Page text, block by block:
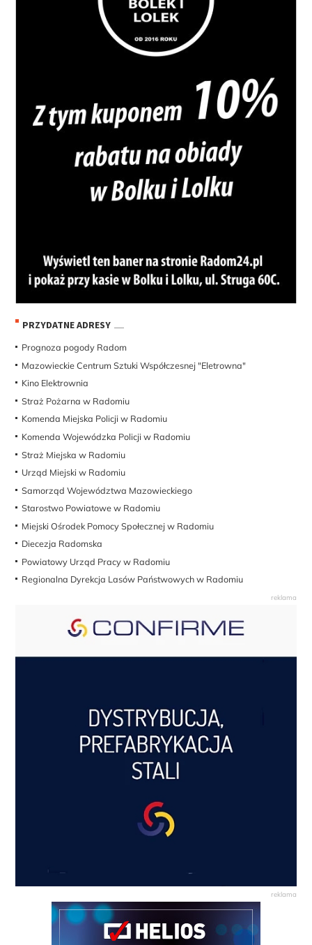
PRZYDATNE ADRESY
Prognoza pogody Radom
Mazowieckie Centrum Sztuki Współczesnej "Eletrowna"
Kino Elektrownia
Straż Pożarna w Radomiu
Komenda Miejska Policji w Radomiu
Komenda Wojewódzka Policji w Radomiu
Straż Miejska w Radomiu
Urząd Miejski w Radomiu
Samorząd Województwa Mazowieckiego
Starostwo Powiatowe w Radomiu
Miejski Ośrodek Pomocy Społecznej w Radomiu
Diecezja Radomska
Powiatowy Urząd Pracy w Radomiu
Regionalna Dyrekcja Lasów Państwowych w Radomiu